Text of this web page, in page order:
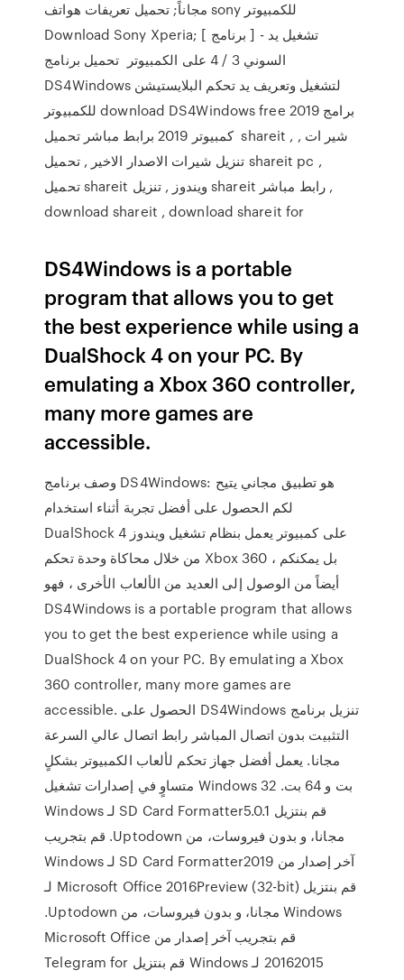
مجاناً; تحميل تعريفات هواتف sony للكمبيوتر
Download Sony Xperia; [ برنامج ] - تشغيل يد
السوني 3 / 4 على الكمبيوتر تحميل برنامج
DS4Windows لتشغيل وتعريف يد تحكم البلايستيشن
للكمبيوتر download DS4Windows free 2019 برامج
كمبيوتر 2019 برابط مباشر تحميل shareit , شير ات ,
تنزيل شيرات الاصدار الاخير , تحميل shareit pc ,
تحميل shareit ويندوز , تنزيل shareit رابط مباشر ,
download shareit , download shareit for
DS4Windows is a portable
program that allows you to get
the best experience while using a
DualShock 4 on your PC. By
emulating a Xbox 360 controller,
many more games are
accessible.
وصف برنامج DS4Windows: هو تطبيق مجاني يتيح
لكم الحصول على أفضل تجربة أثناء استخدام
DualShock 4 على كمبيوتر يعمل بنظام تشغيل ويندوز
من خلال محاكاة وحدة تحكم Xbox 360 ، بل يمكنكم
أيضاً من الوصول إلى العديد من الألعاب الأخرى ، فهو
DS4Windows is a portable program that allows
you to get the best experience while using a
DualShock 4 on your PC. By emulating a Xbox
360 controller, many more games are
accessible. الحصول على DS4Windows تنزيل برنامج
التثبيت بدون اتصال المباشر رابط اتصال عالي السرعة
مجانا. يعمل أفضل جهاز تحكم لألعاب الكمبيوتر بشكلٍ
متساوٍ في إصدارات تشغيل Windows 32 بت و 64 بت.
‫قم بنتزيل SD Card Formatter5.0.1 لـ Windows
مجانا، و بدون فيروسات، من Uptodown. قم بتجريب
آخر إصدار من SD Card Formatter2019 لـ Windows
‫قم بنتزيل Microsoft Office 2016Preview (32-bit) لـ
Windows مجانا، و بدون فيروسات، من Uptodown.
قم بتجريب آخر إصدار من Microsoft Office
20162015 لـ Windows ‫قم بنتزيل Telegram for